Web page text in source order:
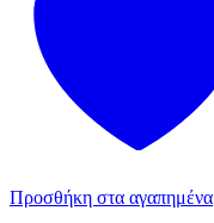
Προσθήκη στα αγαπημένα